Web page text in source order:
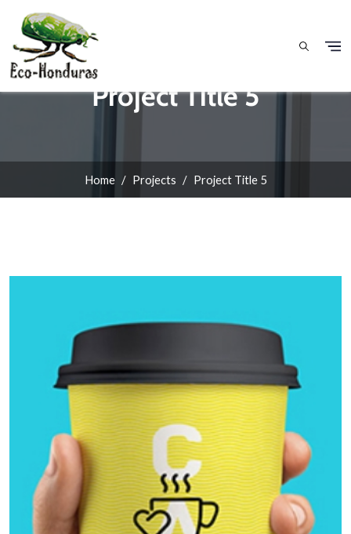
Project Title 5
Home Projects Project Title 5